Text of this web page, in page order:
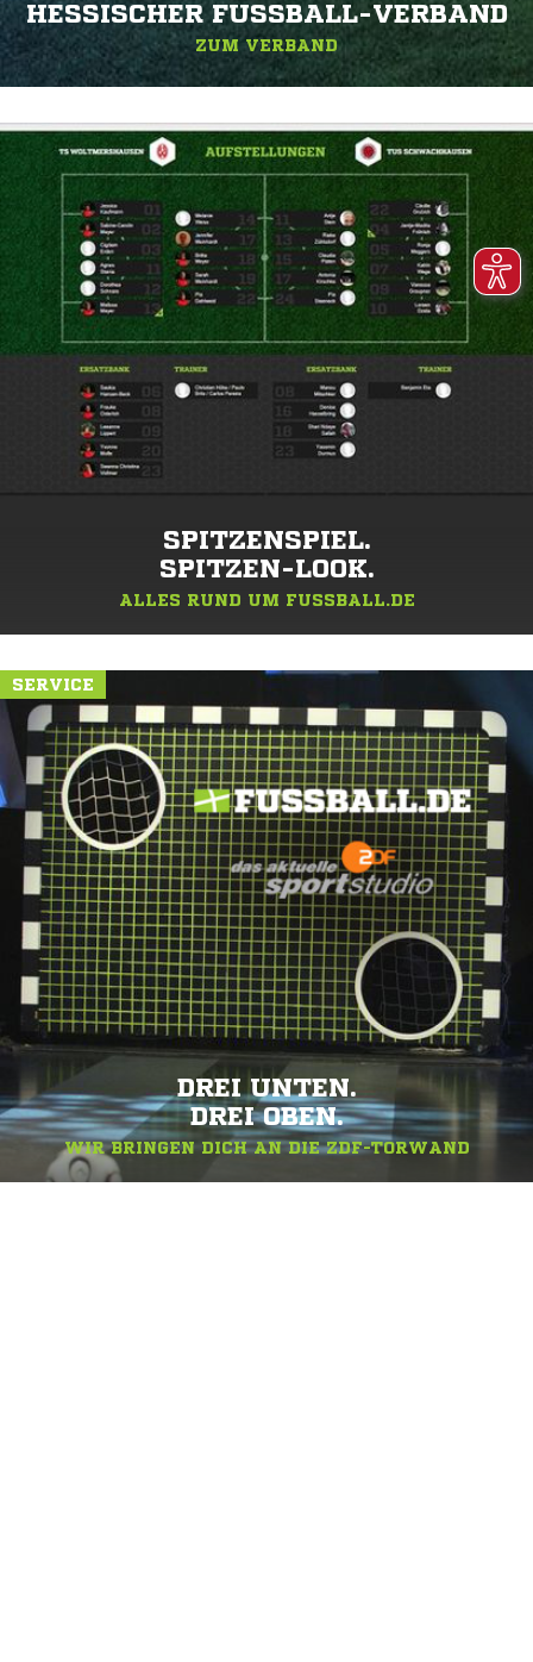
HESSISCHER FUSSBALL-VERBAND
ZUM VERBAND
SPITZENSPIEL.
SPITZEN-LOOK.
ALLES RUND UM FUSSBALL.DE
SERVICE
DREI UNTEN.
DREI OBEN.
WIR BRINGEN DICH AN DIE ZDF-TORWAND